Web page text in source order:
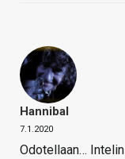
Hannibal
7.1.2020
Odotellaan…